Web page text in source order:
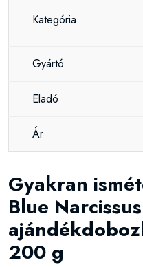
Kategória
Gyártó
Eladó
Ár
Gyakran
Blue
200 g